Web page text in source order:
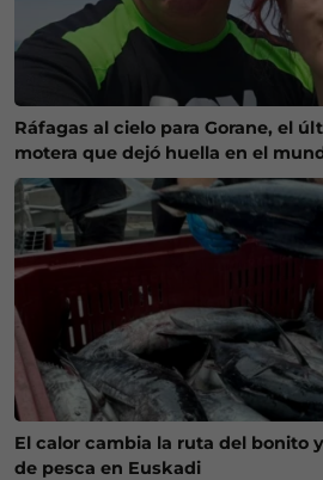
Ráfagas al cielo para Gorane, el
motera que dejó huella en el
El calor cambia la ruta del bonito
de pesca en Euskadi